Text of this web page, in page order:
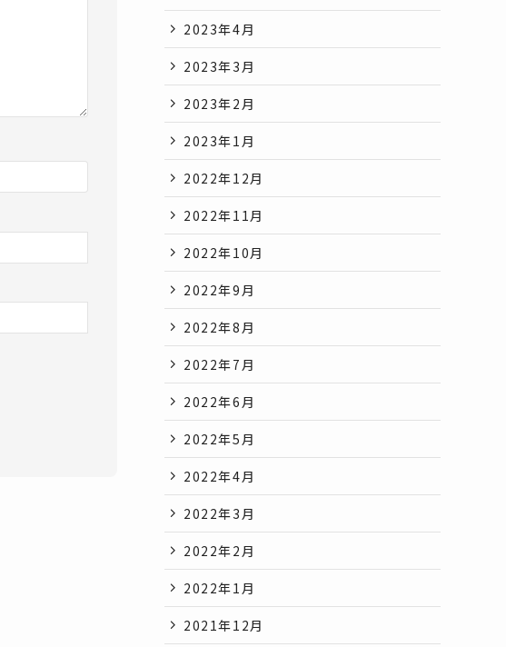
2023年4月
2023年3月
2023年2月
2023年1月
2022年12月
2022年11月
2022年10月
2022年9月
2022年8月
2022年7月
2022年6月
2022年5月
2022年4月
2022年3月
2022年2月
2022年1月
2021年12月